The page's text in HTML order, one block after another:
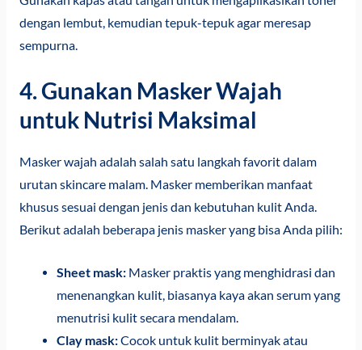
dengan lembut, kemudian tepuk-tepuk agar meresap
sempurna.
4. Gunakan Masker Wajah
untuk Nutrisi Maksimal
Masker wajah adalah salah satu langkah favorit dalam
urutan skincare malam. Masker memberikan manfaat
khusus sesuai dengan jenis dan kebutuhan kulit Anda.
Berikut adalah beberapa jenis masker yang bisa Anda pilih:
Sheet mask: Masker praktis yang menghidrasi dan
menenangkan kulit, biasanya kaya akan serum yang
menutrisi kulit secara mendalam.
Clay mask:Cocok untuk kulit berminyak atau